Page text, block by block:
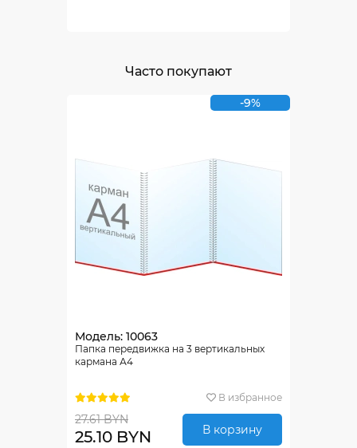
Часто покупают
-9%
Модель: 10063
Папка передвижка на 3 вертикальных
кармана А4
В избранное
27.61 BYN
25.10 BYN В корзину